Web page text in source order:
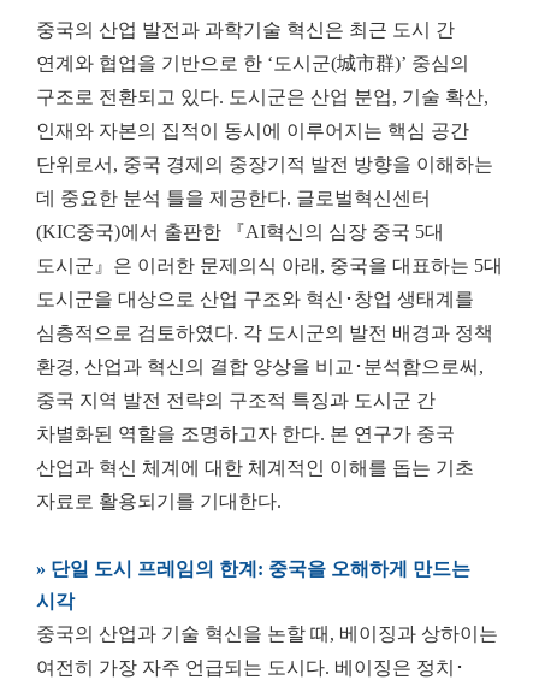
중국의 산업 발전과 과학기술 혁신은 최근 도시 간
연계와 협업을 기반으로 한 ‘도시군(城市群)’ 중심의
구조로 전환되고 있다. 도시군은 산업 분업, 기술 확산,
인재와 자본의 집적이 동시에 이루어지는 핵심 공간
단위로서, 중국 경제의 중장기적 발전 방향을 이해하는
데 중요한 분석 틀을 제공한다. 글로벌혁신센터
(KIC중국)에서 출판한 『AI혁신의 심장 중국 5대
도시군』은 이러한 문제의식 아래, 중국을 대표하는 5대
도시군을 대상으로 산업 구조와 혁신･창업 생태계를
심층적으로 검토하였다. 각 도시군의 발전 배경과 정책
환경, 산업과 혁신의 결합 양상을 비교･분석함으로써,
중국 지역 발전 전략의 구조적 특징과 도시군 간
차별화된 역할을 조명하고자 한다. 본 연구가 중국
산업과 혁신 체계에 대한 체계적인 이해를 돕는 기초
자료로 활용되기를 기대한다.
» 단일 도시 프레임의 한계: 중국을 오해하게 만드는
시각
중국의 산업과 기술 혁신을 논할 때, 베이징과 상하이는
여전히 가장 자주 언급되는 도시다. 베이징은 정치･